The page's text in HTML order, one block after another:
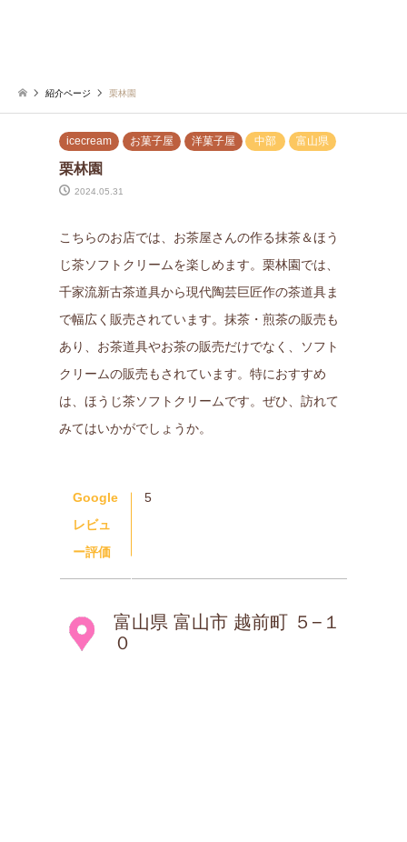
紹介ページ 栗林園
icecream お菓子屋 洋菓子屋 中部 富山県
栗林園
2024.05.31
こちらのお店では、お茶屋さんの作る抹茶＆ほう
じ茶ソフトクリームを楽しめます。栗林園では、
千家流新古茶道具から現代陶芸巨匠作の茶道具ま
で幅広く販売されています。抹茶・煎茶の販売も
あり、お茶道具やお茶の販売だけでなく、ソフト
クリームの販売もされています。特におすすめ
は、ほうじ茶ソフトクリームです。ぜひ、訪れて
みてはいかがでしょうか。
Google
レビュ
ー評価
5
富山県 富山市 越前町 ５−１
０